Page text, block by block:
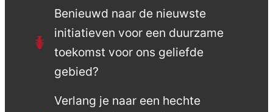
Benieuwd naar de nieuwste
initiatieven voor een duurzame
toekomst voor ons geliefde
gebied?
Verlang je naar een hechte